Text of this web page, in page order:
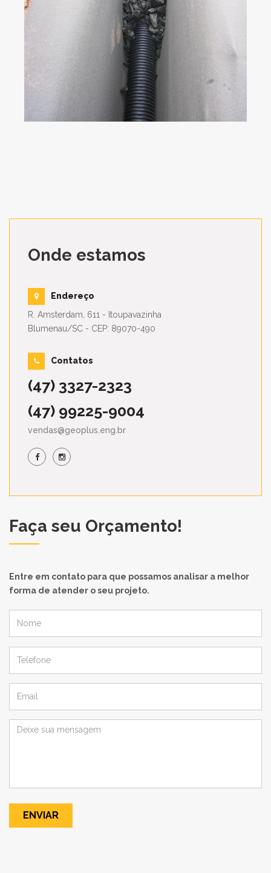
Onde estamos
Endereço
R. Amsterdam, 611 - Itoupavazinha
Blumenau/SC - CEP: 89070-490
Contatos
(47) 3327-2323
(47) 99225-9004
vendas@geoplus.eng.br
Faça seu Orçamento!
Entre em contato para que possamos analisar a melhor
forma de atender o seu projeto.
ENVIAR